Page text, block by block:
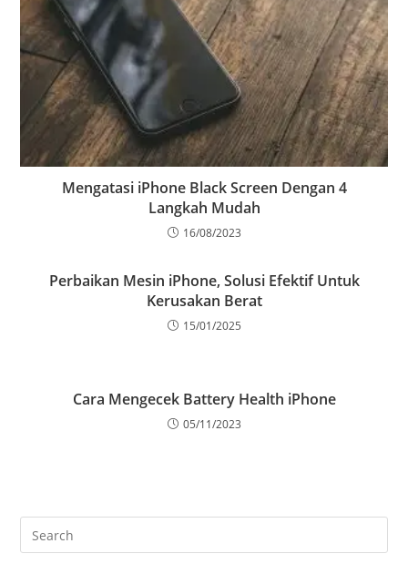
Mengatasi iPhone Black Screen Dengan 4
Langkah Mudah
16/08/2023
Perbaikan Mesin iPhone, Solusi Efektif Untuk
Kerusakan Berat
15/01/2025
Cara Mengecek Battery Health iPhone
05/11/2023